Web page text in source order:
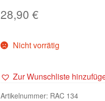
28,90€
Nicht vorrätig
Zur Wunschliste
Artikelnummer: RAC 134